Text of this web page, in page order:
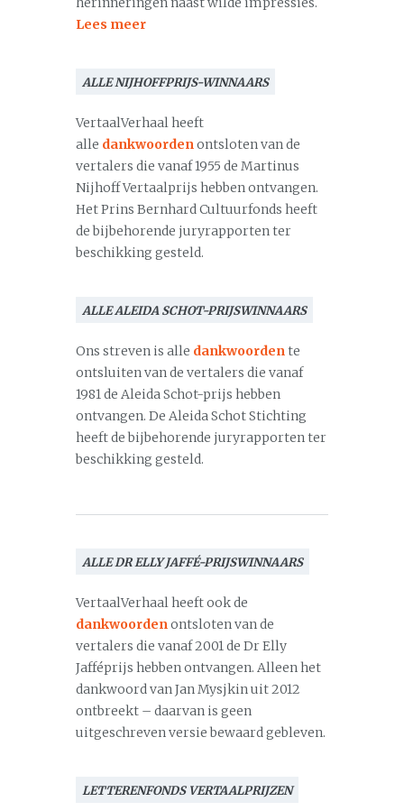
Lees meer
ALLE NIJHOFFPRIJS-WINNAARS
VertaalVerhaal heeft
alle dankwoordenontsloten van de
vertalers die vanaf 1955 de Martinus
Nijhoff Vertaalprijs hebben ontvangen.
Het Prins Bernhard Cultuurfonds heeft
de bijbehorende juryrapporten ter
beschikking gesteld.
ALLE ALEIDA SCHOT-PRIJSWINNAARS
Ons streven is alle dankwoordente
ontsluiten van de vertalers die vanaf
1981 de Aleida Schot-prijs hebben
ontvangen. De Aleida Schot Stichting
heeft de bijbehorende juryrapporten ter
beschikking gesteld.
ALLE DR ELLY JAFFÉ-PRIJSWINNAARS
VertaalVerhaal heeft ook de
dankwoordenontsloten van de
vertalers die vanaf 2001 de Dr Elly
Jafféprijs hebben ontvangen. Alleen het
dankwoord van Jan Mysjkin uit 2012
ontbreekt – daarvan is geen
uitgeschreven versie bewaard gebleven.
LETTERENFONDS VERTAALPRIJZEN